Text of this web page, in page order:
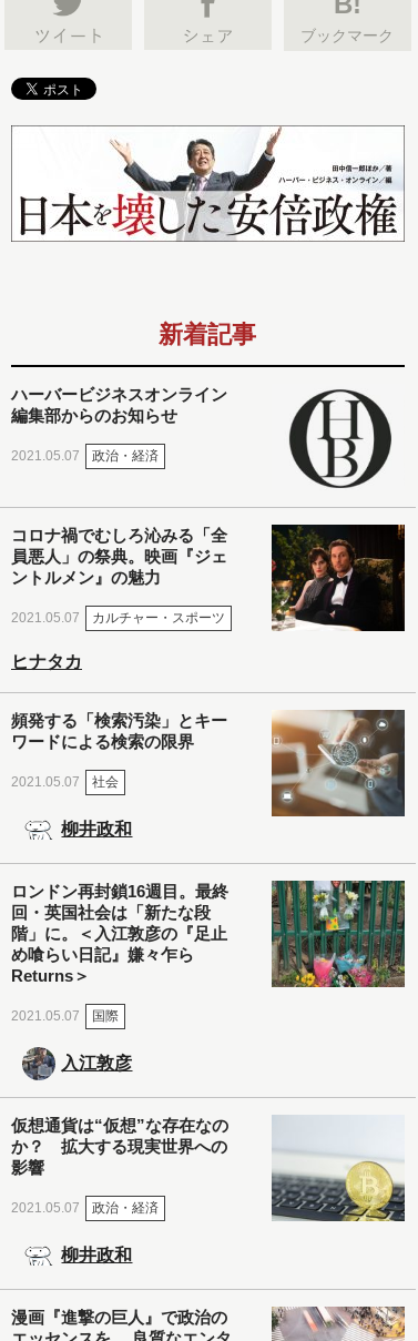
ブックマーク
新着記事
ハーバービジネスオンライン
編集部からのお知らせ
2021.05.07 政治・経済
コロナ禍でむしろ沁みる「全
員悪人」の祭典。映画『ジェ
ントルメン』の魅力
2021.05.07 カルチャー・スポーツ
ヒナタカ
頻発する「検索汚染」とキー
ワードによる検索の限界
2021.05.07 社会
柳井政和
ロンドン再封鎖16週目。最終
回・英国社会は「新たな段
階」に。＜入江敦彦の『足止
め喰らい日記』嫌々乍ら
Returns＞
2021.05.07 国際
入江敦彦
仮想通貨は“仮想”な存在なの
か？ 拡大する現実世界への
影響
2021.05.07 政治・経済
柳井政和
漫画『進撃の巨人』で政治の